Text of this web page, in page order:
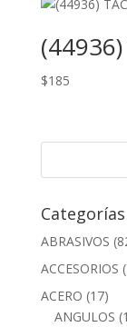
$185
Categorías
ABRASIVOS
ACCESORIOS
ACERO (17)
ANGULOS